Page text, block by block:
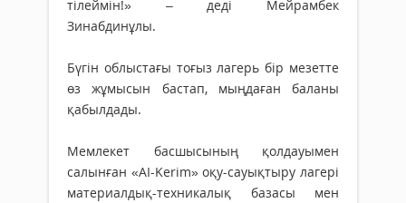
тілеймін!» – деді Мейрамбек
Зинабдинұлы.
Бүгін облыстағы тоғыз лагерь бір мезетте
өз жұмысын бастап, мыңдаған баланы
қабылдады.
Мемлекет басшысының қолдауымен
салынған «AI-Kerim» оқу-сауықтыру лагері
материалдық-техникалық базасы мен